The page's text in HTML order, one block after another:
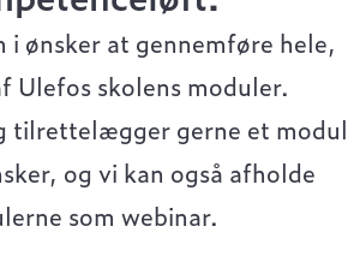
ønsker at gennemføre hele,
Ulefos skolens moduler.
tilrettelægger gerne et modul
og vi kan også afholde
som webinar.